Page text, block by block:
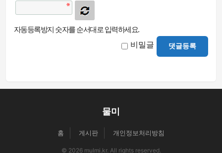
자동등록방지 숫자를 순서대로 입력하세요.
비밀글 댓글등록
물미
홈 게시판 개인정보처리방침
© 2026 mulmi.kr. All rights reserved.